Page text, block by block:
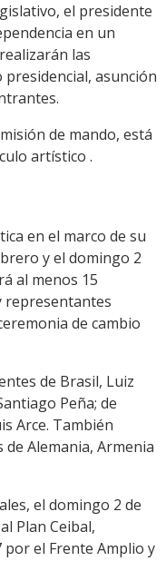
el presidente
en un
las
asunción
de mando, está
artístico .
en el marco de su
y el domingo 2
al menos 15
representantes
de cambio
de Brasil, Luiz
Peña; de
Arce. También
Alemania, Armenia
el domingo 2 de
Plan Ceibal,
por el Frente Amplio y